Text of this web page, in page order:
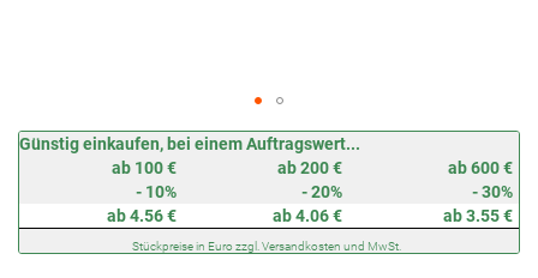
Günstig einkaufen, bei einem Auftragswert...
ab 100 €
ab 200 €
ab 600 €
- 10%
- 20%
- 30%
ab 4.56 €
ab 4.06 € ab 3.55 €
Stückpreise in Euro zzgl. Versandkosten und MwSt.
Zum
Anfang
springen